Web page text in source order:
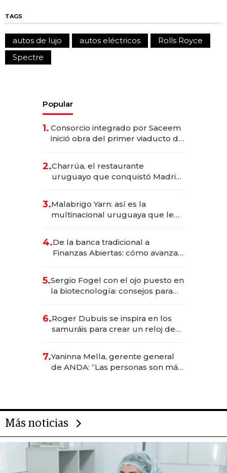
TAGS
autos de lujo autos eléctricos
Rolls Royce
Spectre
Popular
1. Consorcio integrado por Saceem
inició obra del primer viaducto de
millones
2.Charrúa, el restaurante
uruguayo que conquistó Madrid:
anticipación y prepara apertura
3.Malabrigo Yarn: así es la
multinacional uruguaya que le
4.De la banca tradicional a
Finanzas Abiertas: cómo avanza
5.Sergio Fogel con el ojo puesto en
la biotecnología: consejos para
6.Roger Dubuis se inspira en los
samuráis para crear un reloj de
7.Yaninna Mella, gerente general
de ANDA: “Las personas son más
Más noticias